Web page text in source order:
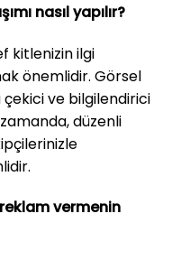
nasıl yapılır?
kitlenizin ilgi
önemlidir. Görsel
ve bilgilendirici
düzenli
vermenin